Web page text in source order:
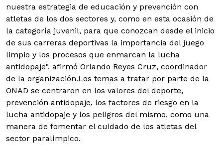
nuestra estrategia de educación y prevención con
atletas de los dos sectores y, como en esta ocasión de
la categoría juvenil, para que conozcan desde el inicio
de sus carreras deportivas la importancia del juego
limpio y los procesos que enmarcan la lucha
antidopaje", afirmó Orlando Reyes Cruz, coordinador
de la organización.Los temas a tratar por parte de la
ONAD se centraron en los valores del deporte,
prevención antidopaje, los factores de riesgo en la
lucha antidopaje y los peligros del mismo, como una
manera de fomentar el cuidado de los atletas del
sector paralímpico.